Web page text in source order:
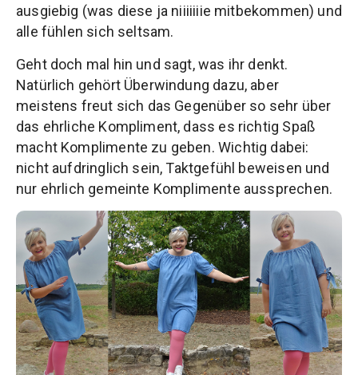
ausgiebig (was diese ja niiiiiiie mitbekommen) und
alle fühlen sich seltsam.
Geht doch mal hin und sagt, was ihr denkt.
Natürlich gehört Überwindung dazu, aber
meistens freut sich das Gegenüber so sehr über
das ehrliche Kompliment, dass es richtig Spaß
macht Komplimente zu geben. Wichtig dabei:
nicht aufdringlich sein, Taktgefühl beweisen und
nur ehrlich gemeinte Komplimente aussprechen.